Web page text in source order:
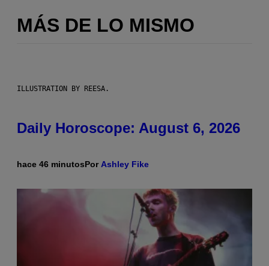
MÁS DE LO MISMO
ILLUSTRATION BY REESA.
Daily Horoscope: August 6, 2026
hace 46 minutosPorAshley Fike